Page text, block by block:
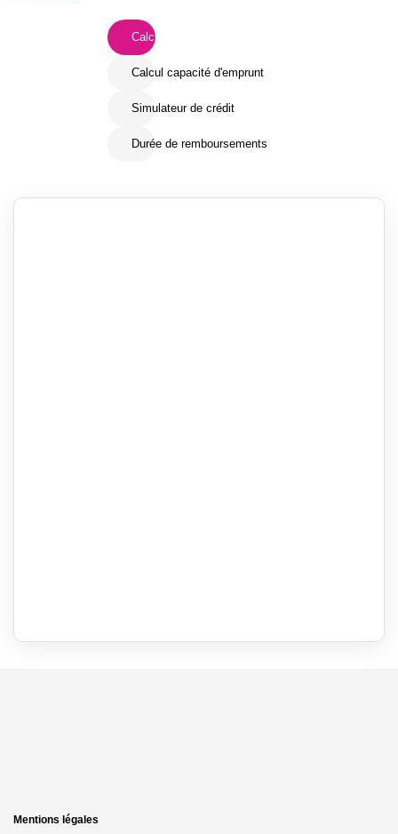
Calcul Frais de notaire
Calcul capacité d'emprunt
Simulateur de crédit
Durée de remboursements
Mentions légales